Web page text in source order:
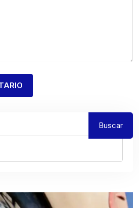
Buscar